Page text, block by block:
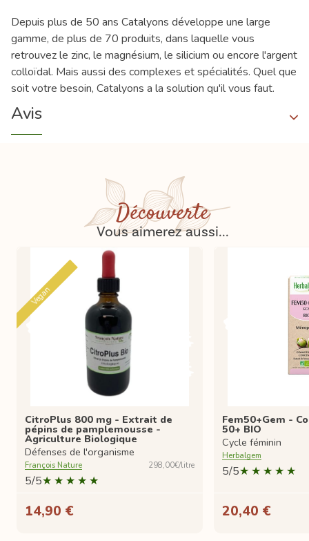
Depuis plus de 50 ans Catalyons développe une large
gamme, de plus de 70 produits, dans laquelle vous
retrouvez le zinc, le magnésium, le silicium ou encore l'argent
colloïdal. Mais aussi des complexes et spécialités. Quel que
soit votre besoin, Catalyons a la solution qu'il vous faut.
Avis
Découverte
Vous aimerez aussi...
Vegan
CitroPlus 800 mg - Extrait de
pépins de pamplemousse -
Agriculture Biologique
Défenses de l'organisme
François Nature 298,00€/litre
5/5
14,90 €
Fem50+Gem -
50+ BIO
Cycle féminin
Herbalgem
5/5
20,40 €